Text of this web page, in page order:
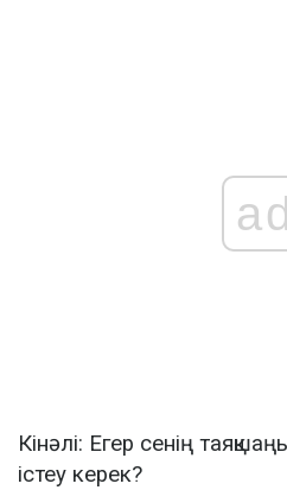
Кінәлі: Егер сенің
істеу керек?